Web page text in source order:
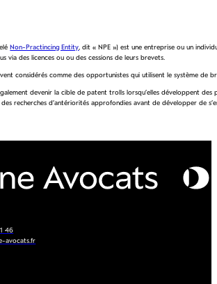
Non-Practincing Entity , dit « NPE ») est une entreprise ou un
via des licences ou ou des cessions de leurs brevets.
considérés comme des opportunistes qui utilisent le système de
devenir la cible de patent trolls lorsqu’elles développent
recherches d’antériorités approfondies avant de développer de
46
avocats.fr